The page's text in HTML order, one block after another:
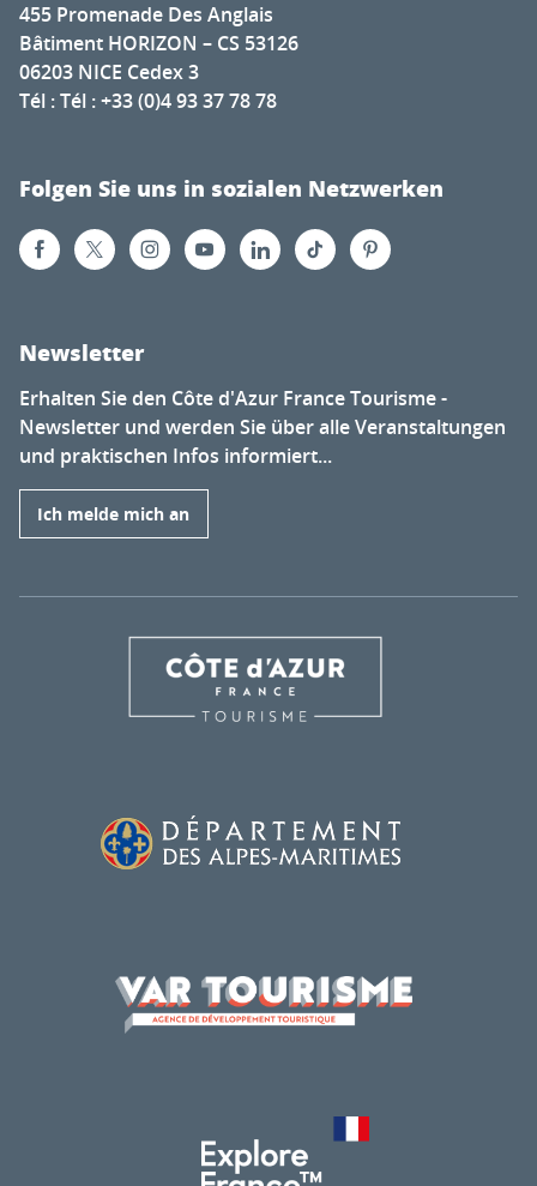
455 Promenade Des Anglais
Bâtiment HORIZON – CS 53126
06203 NICE Cedex 3
Tél : Tél : +33 (0)4 93 37 78 78
Folgen Sie uns in sozialen Netzwerken
Newsletter
Erhalten Sie den Côte d'Azur France Tourisme -
Newsletter und werden Sie über alle Veranstaltungen
und praktischen Infos informiert...
Ich melde mich an